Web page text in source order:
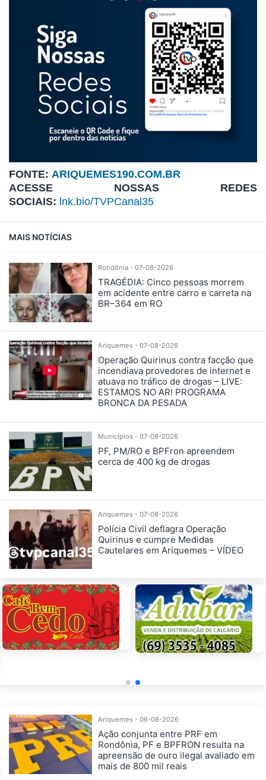
FONTE: ARIQUEMES190.COM.BR
ACESSE NOSSAS REDES
SOCIAIS: lnk.bio/TVPCanal35
MAIS NOTÍCIAS
Rondônia - 07-08-2026
TRAGÉDIA: Cinco pessoas morrem
em acidente entre carro e carreta na
BR–364 em RO
Ariquemes - 07-08-2026
Operação Quirinus contra facção que
incendiava provedores de internet e
atuava no tráfico de drogas – LIVE:
ESTAMOS NO AR! PROGRAMA
BRONCA DA PESADA
Municípios - 07-08-2026
PF, PM/RO e BPFron apreendem
cerca de 400 kg de drogas
Ariquemes - 07-08-2026
Polícia Civil deflagra Operação
Quirinus e cumpre Medidas
Cautelares em Ariquemes – VÍDEO
Ariquemes - 06-08-2026
Ação conjunta entre PRF em
Rondônia, PF e BPFRON resulta na
apreensão de ouro ilegal avaliado em
mais de 800 mil reais